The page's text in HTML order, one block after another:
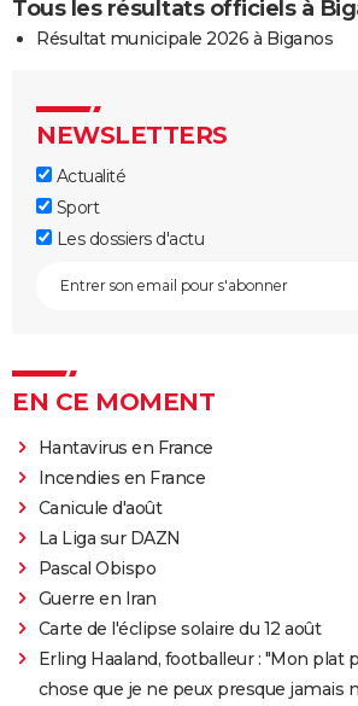
Tous les résultats officiels à
Résultat municipale 2026 à Biganos
NEWSLETTERS
Actualité
Sport
Les dossiers d'actu
EN CE MOMENT
Hantavirus en France
Incendies en France
Canicule d'août
La Liga sur DAZN
Pascal Obispo
Guerre en Iran
Carte de l'éclipse solaire du 12 août
Erling Haaland, footballeur : "Mon plat
chose que je ne peux presque jamais